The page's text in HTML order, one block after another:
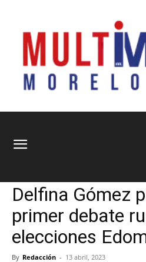
Delfina Gómez
primer debate
elecciones
By Redacción - 13 abril, 2023